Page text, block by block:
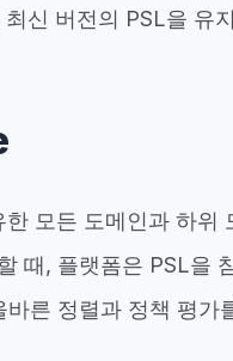
신 버전의 PSL을 유
모든 도메인과 하위
때, 플랫폼은 PSL을
른 정렬과 정책 평가